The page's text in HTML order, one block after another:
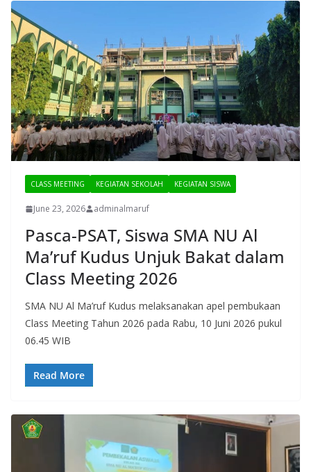
CLASS MEETING KEGIATAN SEKOLAH KEGIATAN SISWA
June 23, 2026 adminalmaruf
Pasca-PSAT, Siswa SMA NU Al
Ma’ruf Kudus Unjuk Bakat dalam
Class Meeting 2026
SMA NU Al Ma’ruf Kudus melaksanakan apel pembukaan
Class Meeting Tahun 2026 pada Rabu, 10 Juni 2026 pukul
06.45 WIB
Read More